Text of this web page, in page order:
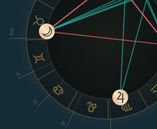
Asc
II
III
IV